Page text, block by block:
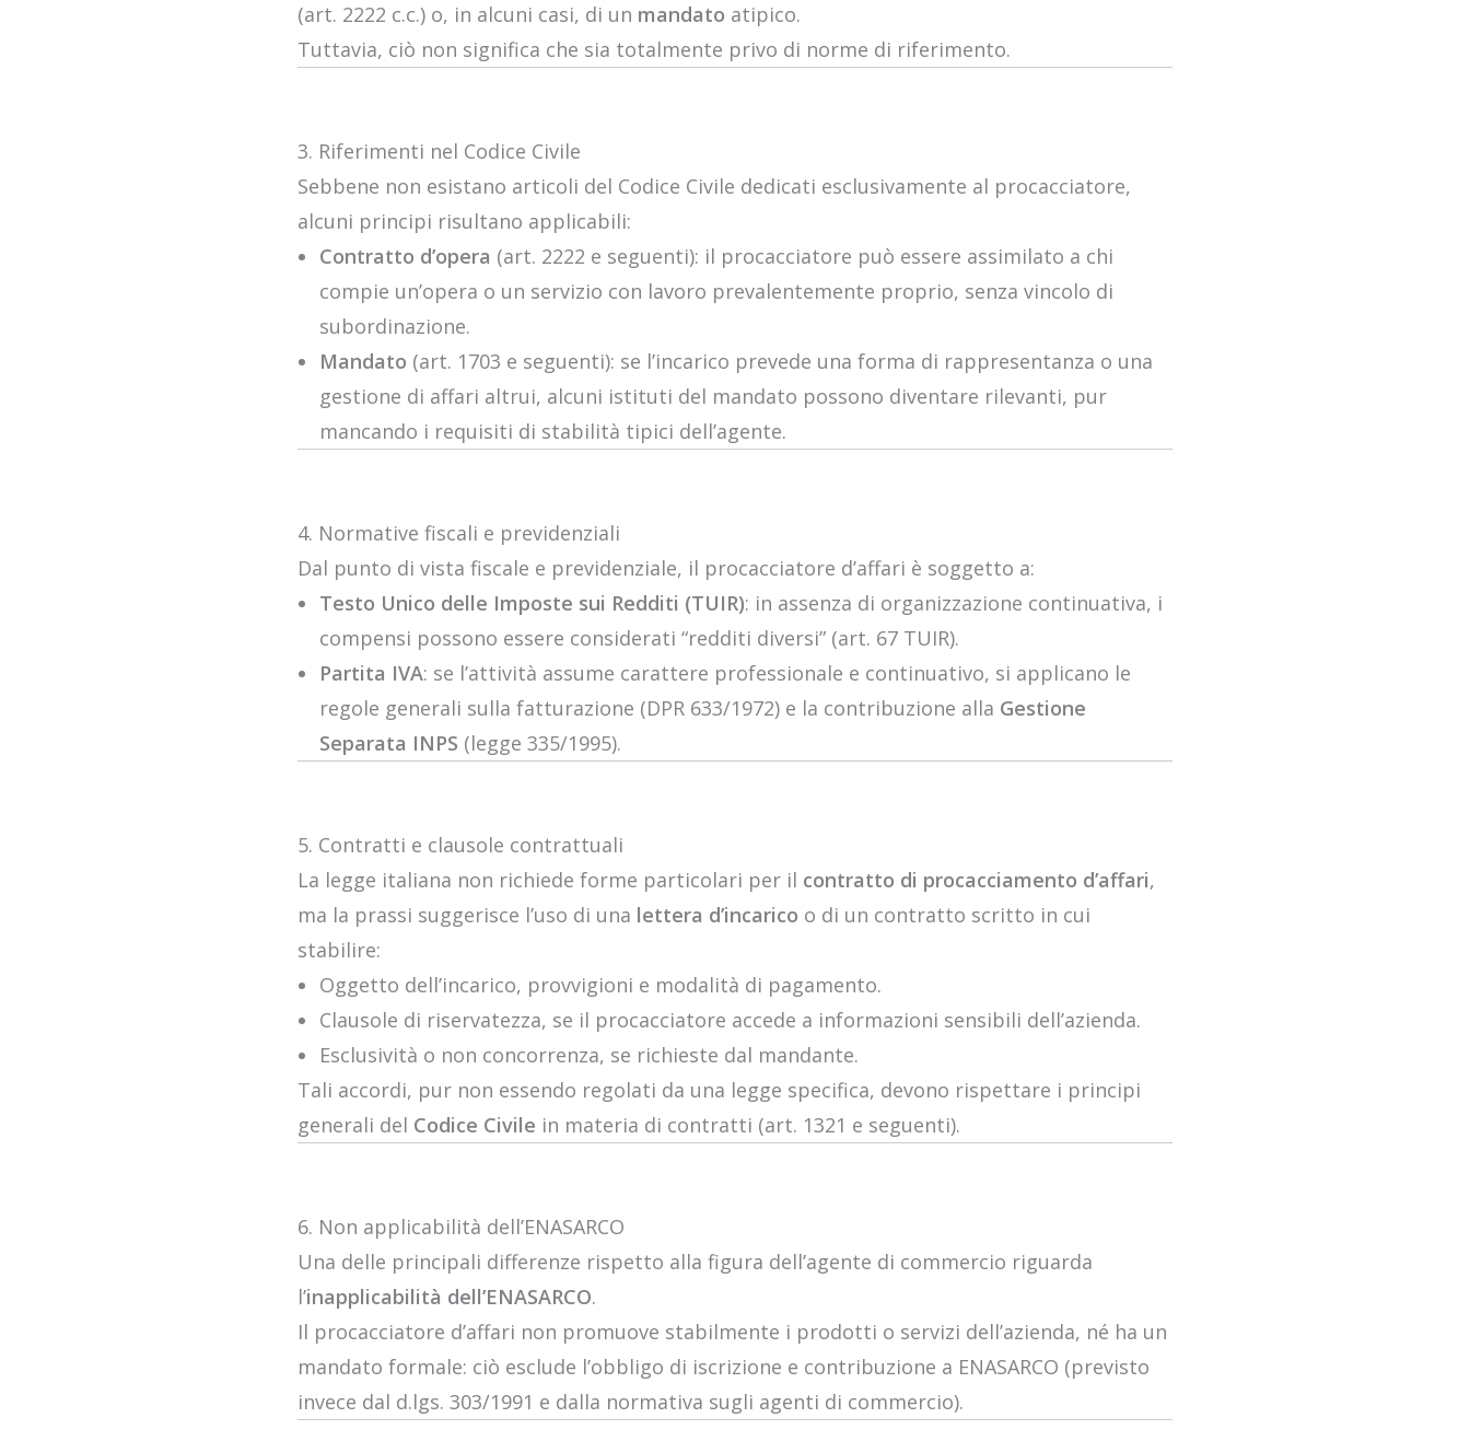
(art. 2222 c.c.) o, in alcuni casi, di un mandato atipico.
Tuttavia, ciò non significa che sia totalmente privo di norme di riferimento.
3. Riferimenti nel Codice Civile
Sebbene non esistano articoli del Codice Civile dedicati esclusivamente al procacciatore,
alcuni principi risultano applicabili:
Contratto d’opera (art. 2222 e seguenti): il procacciatore può essere assimilato a chi
compie un’opera o un servizio con lavoro prevalentemente proprio, senza vincolo di
subordinazione.
Mandato (art. 1703 e seguenti): se l’incarico prevede una forma di rappresentanza o una
gestione di affari altrui, alcuni istituti del mandato possono diventare rilevanti, pur
mancando i requisiti di stabilità tipici dell’agente.
4. Normative fiscali e previdenziali
Dal punto di vista fiscale e previdenziale, il procacciatore d’affari è soggetto a:
Testo Unico delle Imposte sui Redditi (TUIR): in assenza di organizzazione continuativa, i
compensi possono essere considerati “redditi diversi” (art. 67 TUIR).
Partita IVA: se l’attività assume carattere professionale e continuativo, si applicano le
regole generali sulla fatturazione (DPR 633/1972) e la contribuzione alla Gestione
Separata INPS (legge 335/1995).
5. Contratti e clausole contrattuali
La legge italiana non richiede forme particolari per il contratto di procacciamento d’affari,
ma la prassi suggerisce l’uso di una lettera d’incarico o di un contratto scritto in cui
stabilire:
Oggetto dell’incarico, provvigioni e modalità di pagamento.
Clausole di riservatezza, se il procacciatore accede a informazioni sensibili dell’azienda.
Esclusività o non concorrenza, se richieste dal mandante.
Tali accordi, pur non essendo regolati da una legge specifica, devono rispettare i principi
generali del Codice Civile in materia di contratti (art. 1321 e seguenti).
6. Non applicabilità dell’ENASARCO
Una delle principali differenze rispetto alla figura dell’agente di commercio riguarda
l’inapplicabilità dell’ENASARCO.
Il procacciatore d’affari non promuove stabilmente i prodotti o servizi dell’azienda, né ha un
mandato formale: ciò esclude l’obbligo di iscrizione e contribuzione a ENASARCO (previsto
invece dal d.lgs. 303/1991 e dalla normativa sugli agenti di commercio).